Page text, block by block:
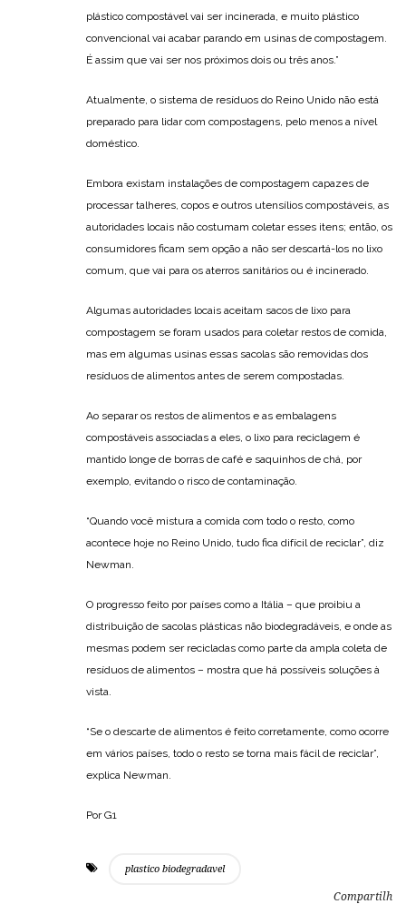
plástico compostável vai ser incinerada, e muito plástico
convencional vai acabar parando em usinas de compostagem.
É assim que vai ser nos próximos dois ou três anos.”
Atualmente, o sistema de resíduos do Reino Unido não está
preparado para lidar com compostagens, pelo menos a nível
doméstico.
Embora existam instalações de compostagem capazes de
processar talheres, copos e outros utensílios compostáveis, as
autoridades locais não costumam coletar esses itens; então, os
consumidores ficam sem opção a não ser descartá-los no lixo
comum, que vai para os aterros sanitários ou é incinerado.
Algumas autoridades locais aceitam sacos de lixo para
compostagem se foram usados para coletar restos de comida,
mas em algumas usinas essas sacolas são removidas dos
resíduos de alimentos antes de serem compostadas.
Ao separar os restos de alimentos e as embalagens
compostáveis associadas a eles, o lixo para reciclagem é
mantido longe de borras de café e saquinhos de chá, por
exemplo, evitando o risco de contaminação.
“Quando você mistura a comida com todo o resto, como
acontece hoje no Reino Unido, tudo fica difícil de reciclar”, diz
Newman.
O progresso feito por países como a Itália – que proibiu a
distribuição de sacolas plásticas não biodegradáveis, e onde as
mesmas podem ser recicladas como parte da ampla coleta de
resíduos de alimentos – mostra que há possíveis soluções à
vista.
“Se o descarte de alimentos é feito corretamente, como ocorre
em vários países, todo o resto se torna mais fácil de reciclar”,
explica Newman.
Por G1
plastico biodegradavel
Compartilh